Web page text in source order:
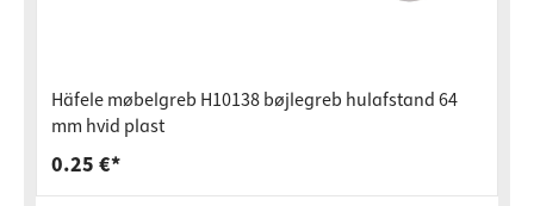
Häfele møbelgreb H10138 bøjlegreb hulafstand 64
mm hvid plast
0.25 €*